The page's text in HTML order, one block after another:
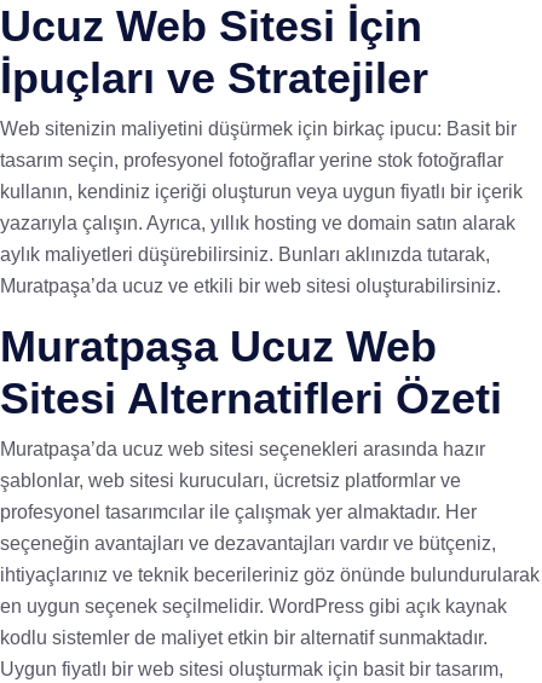
Ucuz Web Sitesi İçin
İpuçları ve Stratejiler
Web sitenizin maliyetini düşürmek için birkaç ipucu: Basit bir
tasarım seçin, profesyonel fotoğraflar yerine stok fotoğraflar
kullanın, kendiniz içeriği oluşturun veya uygun fiyatlı bir içerik
yazarıyla çalışın. Ayrıca, yıllık hosting ve domain satın alarak
aylık maliyetleri düşürebilirsiniz. Bunları aklınızda tutarak,
Muratpaşa’da ucuz ve etkili bir web sitesi oluşturabilirsiniz.
Muratpaşa Ucuz Web
Sitesi Alternatifleri Özeti
Muratpaşa’da ucuz web sitesi seçenekleri arasında hazır
şablonlar, web sitesi kurucuları, ücretsiz platformlar ve
profesyonel tasarımcılar ile çalışmak yer almaktadır. Her
seçeneğin avantajları ve dezavantajları vardır ve bütçeniz,
ihtiyaçlarınız ve teknik becerileriniz göz önünde bulundurularak
en uygun seçenek seçilmelidir. WordPress gibi açık kaynak
kodlu sistemler de maliyet etkin bir alternatif sunmaktadır.
Uygun fiyatlı bir web sitesi oluşturmak için basit bir tasarım,